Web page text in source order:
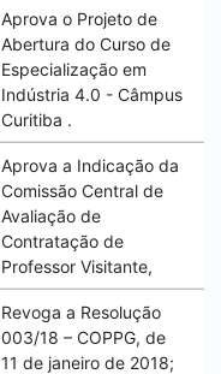
Aprova o Projeto de
Abertura do Curso de
Especialização em
Indústria 4.0 - Câmpus
Curitiba .
Aprova a Indicação da
Comissão Central de
Avaliação de
Contratação de
Professor Visitante,
Revoga a Resolução
003/18 – COPPG, de
11 de janeiro de 2018;